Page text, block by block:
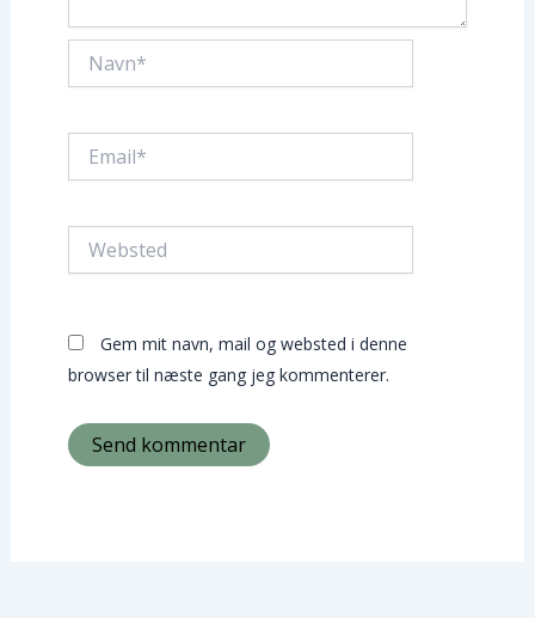
Gem mit navn, mail og websted i denne
browser til næste gang jeg kommenterer.